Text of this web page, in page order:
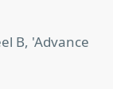
B, 'Advance